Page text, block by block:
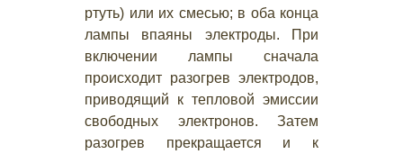
ртуть) или их смесью; в оба конца
лампы впаяны электроды. При
включении лампы сначала
происходит разогрев электродов,
приводящий к тепловой эмиссии
свободных электронов. Затем
разогрев прекращается и к